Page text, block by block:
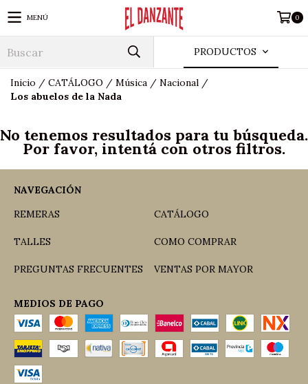
MENÚ 0
PRODUCTOS
Inicio / CATÁLOGO / Música / Nacional /
Los abuelos de la Nada
No tenemos resultados para tu búsqueda.
Por favor, intentá con otros filtros.
NAVEGACIÓN
REMERAS
CATÁLOGO
TALLES COMO COMPRAR
PREGUNTAS FRECUENTES VENTAS POR MAYOR
MEDIOS DE PAGO